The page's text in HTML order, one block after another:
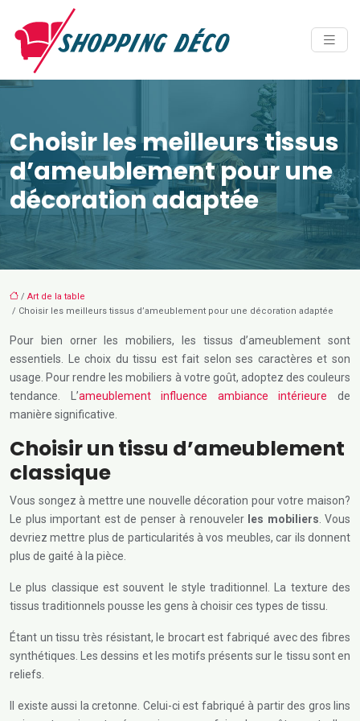
Choisir les meilleurs tissus
d’ameublement pour une
décoration adaptée
/ Art de la table
/ Choisir les meilleurs tissus d’ameublement pour une décoration adaptée
Pour bien orner les mobiliers, les tissus d’ameublement sont
essentiels. Le choix du tissu est fait selon ses caractères et son
usage. Pour rendre les mobiliers à votre goût, adoptez des couleurs
tendance. L’ameublement influence ambiance intérieure de
manière significative.
Choisir un tissu d’ameublement
classique
Vous songez à mettre une nouvelle décoration pour votre maison?
Le plus important est de penser à renouveler les mobiliers . Vous
devriez mettre plus de particularités à vos meubles, car ils donnent
plus de gaité à la pièce.
Le plus classique est souvent le style traditionnel. La texture des
tissus traditionnels pousse les gens à choisir ces types de tissu.
Étant un tissu très résistant, le brocart est fabriqué avec des fibres
synthétiques. Les dessins et les motifs présents sur le tissu sont en
reliefs.
Il existe aussi la cretonne. Celui-ci est fabriqué à partir des gros lins